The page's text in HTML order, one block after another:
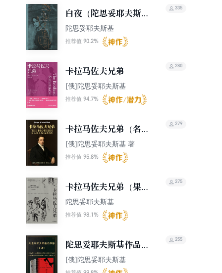
白夜（陀思妥耶夫斯基
文集2015）
陀思妥耶夫斯基
推荐值 90.2%
335
卡拉马佐夫兄弟
[俄]陀思妥耶夫斯基
推荐值 94.7%
280
卡拉马佐夫兄弟（名家
译、深度注释、人物关
系图）
[俄]陀思妥耶夫斯基 著
推荐值 95.8%
279
卡拉马佐夫兄弟（果麦
经典）
陀思妥耶夫斯基
推荐值 98.1%
275
陀思妥耶夫斯基作品集
（6册）
[俄]陀思妥耶夫斯基
255